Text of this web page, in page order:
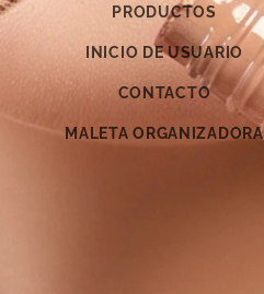
PRODUCTOS
INICIO DE USUARIO
CONTACTO
MALETA ORGANIZADORA